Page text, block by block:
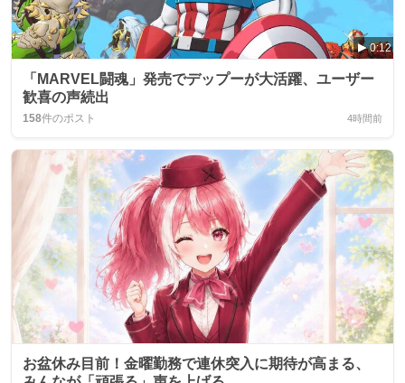
0:12
「MARVEL闘魂」発売でデップーが大活躍、ユーザー
歓喜の声続出
158件のポスト 4時間前
お盆休み目前！金曜勤務で連休突入に期待が高まる、